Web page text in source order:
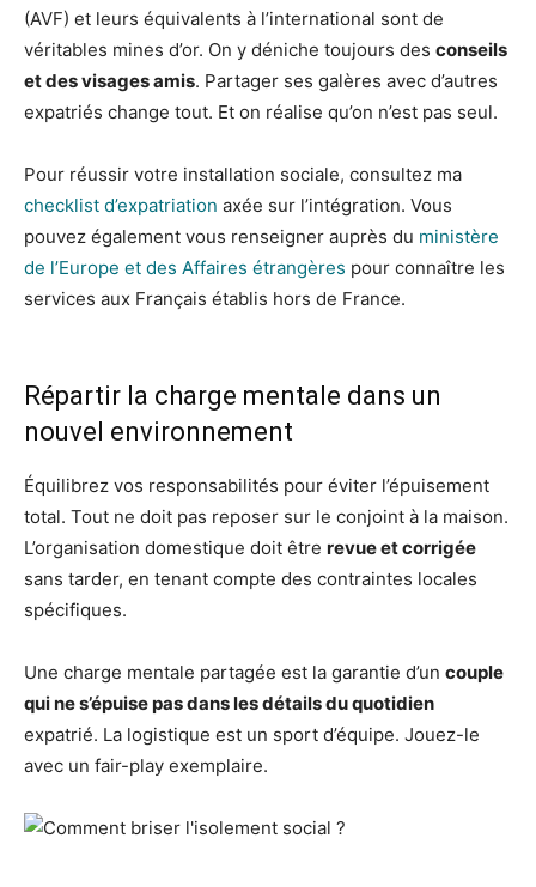
(AVF) et leurs équivalents à l’international sont de
véritables mines d’or. On y déniche toujours des conseils
et des visages amis. Partager ses galères avec d’autres
expatriés change tout. Et on réalise qu’on n’est pas seul.
Pour réussir votre installation sociale, consultez ma
checklist d’expatriation axée sur l’intégration. Vous
pouvez également vous renseigner auprès du ministère
de l’Europe et des Affaires étrangères pour connaître les
services aux Français établis hors de France.
Répartir la charge mentale dans un
nouvel environnement
Équilibrez vos responsabilités pour éviter l’épuisement
total. Tout ne doit pas reposer sur le conjoint à la maison.
L’organisation domestique doit être revue et corrigée
sans tarder, en tenant compte des contraintes locales
spécifiques.
Une charge mentale partagée est la garantie d’un couple
qui ne s’épuise pas dans les détails du quotidien
expatrié. La logistique est un sport d’équipe. Jouez-le
avec un fair-play exemplaire.